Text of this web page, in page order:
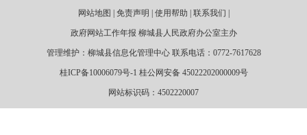
网站地图 | 免责声明 | 使用帮助 | 联系我们 |
政府网站工作年报 柳城县人民政府办公室主办
管理维护：柳城县信息化管理中心 联系电话：0772-7617628
桂ICP备10006079号-1 桂公网安备 45022202000009号
网站标识码：4502220007